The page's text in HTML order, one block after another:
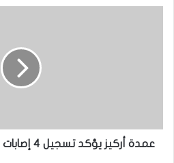
عمدة أركيز يؤكد تسجيل 4 إصابات "بكورونا" في المقاطعة